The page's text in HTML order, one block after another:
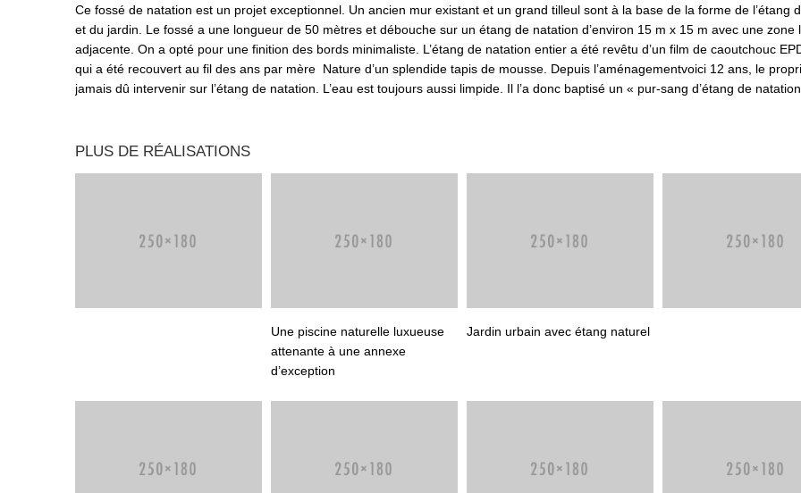
Ce fossé de natation est un projet exceptionnel. Un ancien mur existant et un grand tilleul sont à la base de la forme de l’étang
et du jardin. Le fossé a une longueur de 50 mètres et débouche sur un étang de natation d’environ 15 m x 15 m avec une zone
adjacente. On a opté pour une finition des bords minimaliste. L’étang de natation entier a été revêtu d’un film de caoutchouc
qui a été recouvert au fil des ans par mère Nature d’un splendide tapis de mousse. Depuis l’aménagementvoici 12 ans, le
jamais dû intervenir sur l’étang de natation. L’eau est toujours aussi limpide. Il l’a donc baptisé un « pur-sang d’étang de
PLUS DE RÉALISATIONS
Une piscine naturelle luxueuse
attenante à une annexe
d’exception
Jardin urbain avec étang naturel